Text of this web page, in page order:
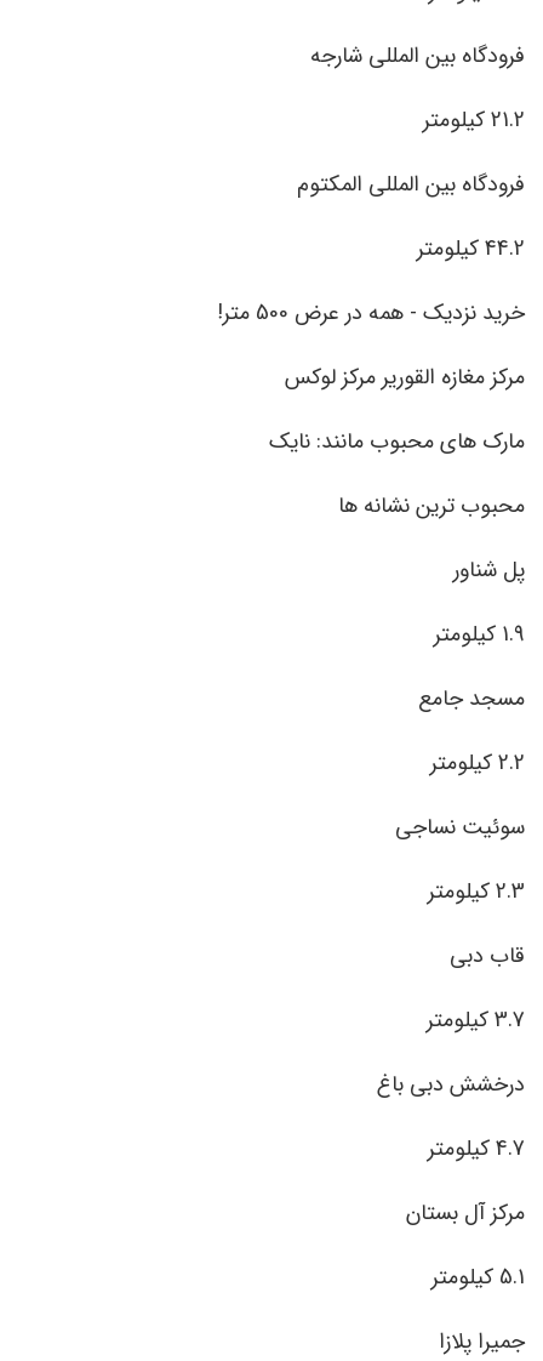
فرودگاه بین المللی شارجه
21.2 کیلومتر
فرودگاه بین المللی المکتوم
44.2 کیلومتر
خرید نزدیک - همه در عرض 500 متر!
مرکز مغازه القوریر مرکز لوکس
مارک های محبوب مانند: نایک
محبوب ترین نشانه ها
پل شناور
1.9 کیلومتر
مسجد جامع
2.2 کیلومتر
سوئیت نساجی
2.3 کیلومتر
قاب دبی
3.7 کیلومتر
درخشش دبی باغ
4.7 کیلومتر
مرکز آل بستان
5.1 کیلومتر
جمیرا پلازا